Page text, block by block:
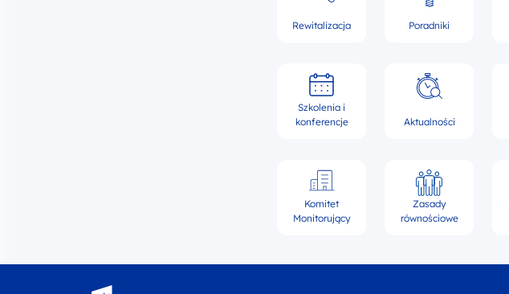
Rewitalizacja Poradniki
Szkolenia i
konferencje
Aktualności
Komitet
Monitorujący
Zasady
równościowe